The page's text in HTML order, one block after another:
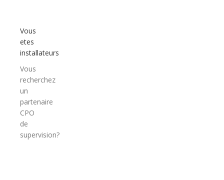
Vous
etes
installateurs
Vous
recherchez
un
partenaire
CPO
de
supervision?